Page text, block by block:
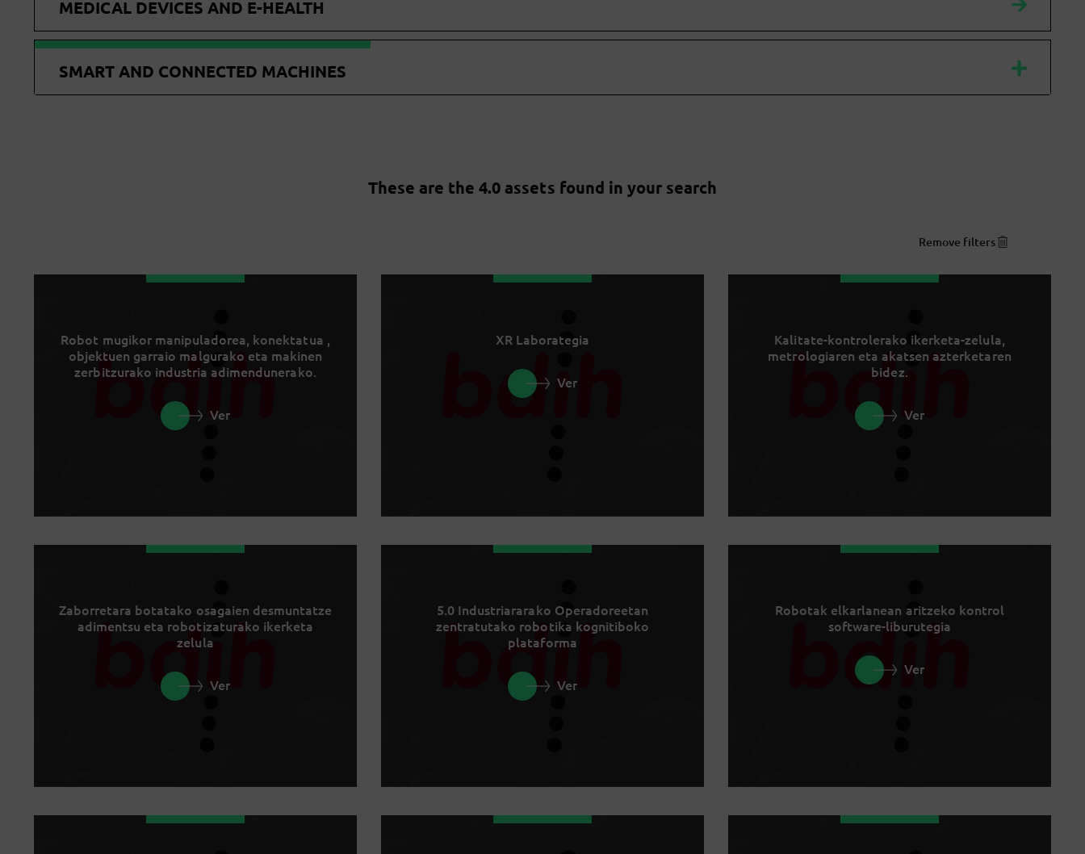
MEDICAL DEVICES AND E-HEALTH
SMART AND CONNECTED MACHINES
These are the 4.0 assets found in your search
Remove filters
Robot mugikor manipuladorea, konektatua ,
objektuen garraio malgurako eta makinen
zerbitzurako industria adimendunerako.
Ver
XR Laborategia
Ver
Kalitate-kontrolerako ikerketa-zelula,
metrologiaren eta akatsen azterketaren
bidez.
Ver
Zaborretara botatako osagaien desmuntatze
adimentsu eta robotizaturako ikerketa
zelula
Ver
5.0 Industriararako Operadoreetan
zentratutako robotika kognitiboko
plataforma
Ver
Robotak elkarlanean aritzeko kontrol
software-liburutegia
Ver